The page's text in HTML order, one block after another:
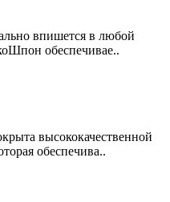
впишется в любой
обеспечивае..
высококачественной
обеспечива..